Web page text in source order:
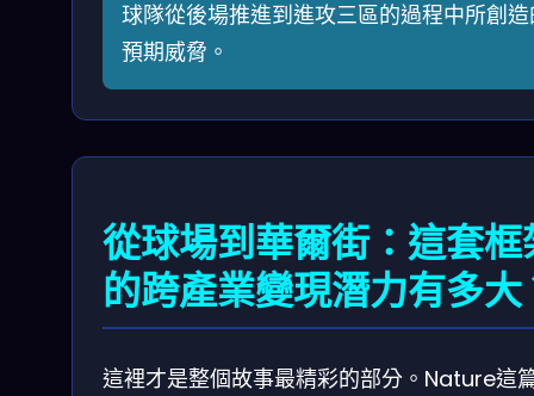
球隊從後場推進到進攻三區的過程中所創
預期威脅。
從球場到華爾街：這套框
的跨產業變現潛力有多大
這裡才是整個故事最精彩的部分。Nature這